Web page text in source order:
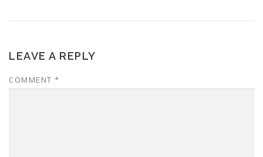
LEAVE A REPLY
COMMENT *